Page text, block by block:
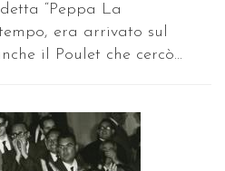
“Peppa La
era arrivato sul
il Poulet che cercò...